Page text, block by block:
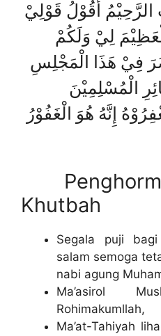
الرَّحِيْمُ أَقُوْلُ قَوْلِيْ
لِيْ وَلَكُمْ
فِيْ هَذَا الْمَجْلِسِ
الْمُسْلِمِيْنَ
إِنَّهُ هُوَ الْغَفُوْرُ
Khutbah
Segala puji
salam semoga
nabi agung
Ma’asirol
Rohimakumllah,
Ma’at-Tahiyah